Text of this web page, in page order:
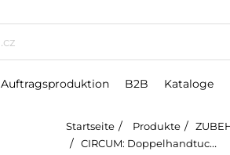
Auftragsproduktion B2B Kataloge
Startseite Produkte
CIRCUM: Doppelhandtuchhalter, 420 mm, schwenkbar